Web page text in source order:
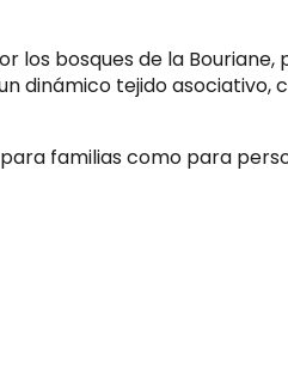
los bosques de la
dinámico tejido asociativo,
familias como para